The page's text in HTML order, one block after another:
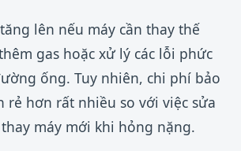
lên nếu máy cần thay thế
gas hoặc xử lý các lỗi phức
ống. Tuy nhiên, chi phí bảo
rẻ hơn rất nhiều so với việc sửa
máy mới khi hỏng nặng.